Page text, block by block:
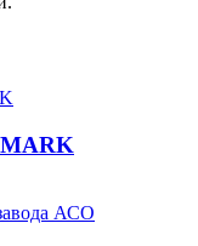
MARK